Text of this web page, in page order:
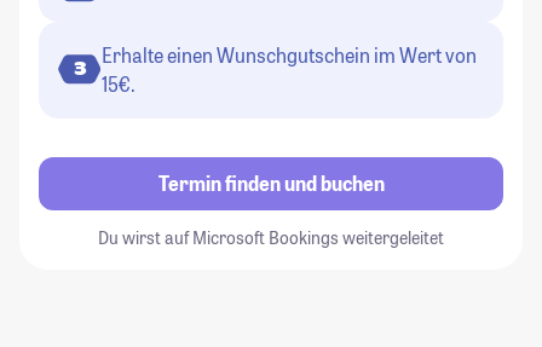
3
Erhalte einen Wunschgutschein im Wert von
15€.
Termin finden und buchen
Du wirst auf Microsoft Bookings weitergeleitet